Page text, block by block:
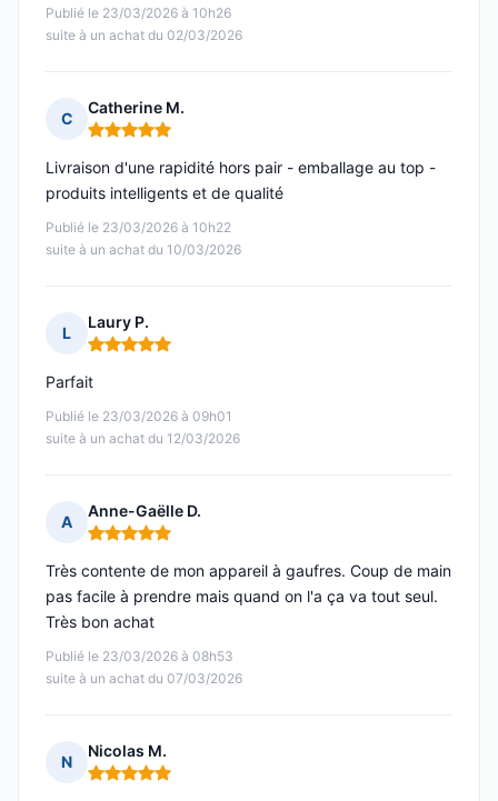
Publié le 23/03/2026 à 10h26
suite à un achat du 02/03/2026
C
Catherine M.
Note : 5 sur 5
Publié le 23/03/2026 à 10h22
suite à un achat du 10/03/2026
Livraison d'une rapidité hors pair - emballage au top -
produits intelligents et de qualité
L
Laury P.
Note : 5 sur 5
Publié le 23/03/2026 à 09h01
suite à un achat du 12/03/2026
Parfait
A
Anne-Gaëlle D.
Note : 5 sur 5
Publié le 23/03/2026 à 08h53
suite à un achat du 07/03/2026
Très contente de mon appareil à gaufres. Coup de main
pas facile à prendre mais quand on l'a ça va tout seul.
Très bon achat
N
Nicolas M.
Note : 5 sur 5